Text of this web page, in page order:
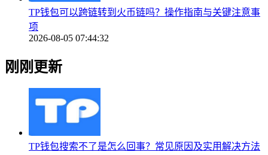
TP钱包可以跨链转到火币链吗？操作指南与关键注意事
项
2026-08-05 07:44:32
刚刚更新
TP钱包搜索不了是怎么回事？常见原因及实用解决方法